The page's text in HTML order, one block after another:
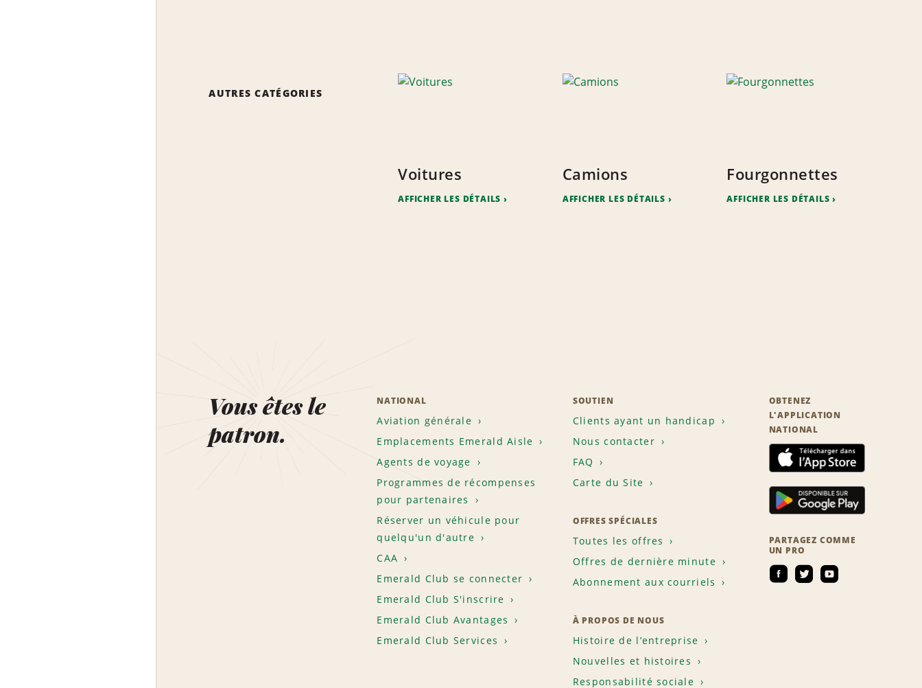
AUTRES CATÉGORIES
Voitures
AFFICHER LES DÉTAILS
Camions
AFFICHER LES DÉTAILS
Fourgonnettes
AFFICHER LES DÉTAILS
Vous êtes le
patron.
NATIONAL
Aviation générale
Emplacements Emerald Aisle
Agents de voyage
Programmes de récompenses
pour partenaires
Réserver un véhicule pour
quelqu'un d'autre
CAA
Emerald Club se connecter
Emerald Club S'inscrire
Emerald Club Avantages
Emerald Club Services
SOUTIEN
Clients ayant un handicap
Nous contacter
FAQ
Carte du Site
OFFRES SPÉCIALES
Toutes les offres
Offres de dernière minute
Abonnement aux courriels
À PROPOS DE NOUS
Histoire de l’entreprise
Nouvelles et histoires
Responsabilité sociale
OBTENEZ
L'APPLICATION
NATIONAL
PARTAGEZ COMME
UN PRO